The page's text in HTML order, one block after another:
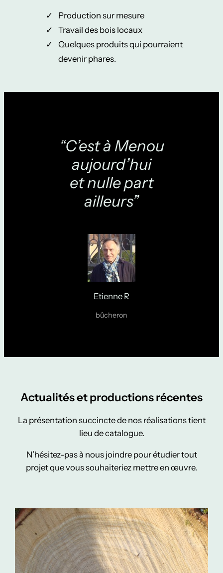
Production sur mesure
Travail des bois locaux
Quelques produits qui pourraient
devenir phares.
“C’est à Menou
aujourd’hui
et nulle part
ailleurs”
Etienne R
bûcheron
Actualités et productions récentes
La présentation succincte de nos réalisations tient
lieu de catalogue.
N’hésitez-pas à nous joindre pour étudier tout
projet que vous souhaiteriez mettre en œuvre.